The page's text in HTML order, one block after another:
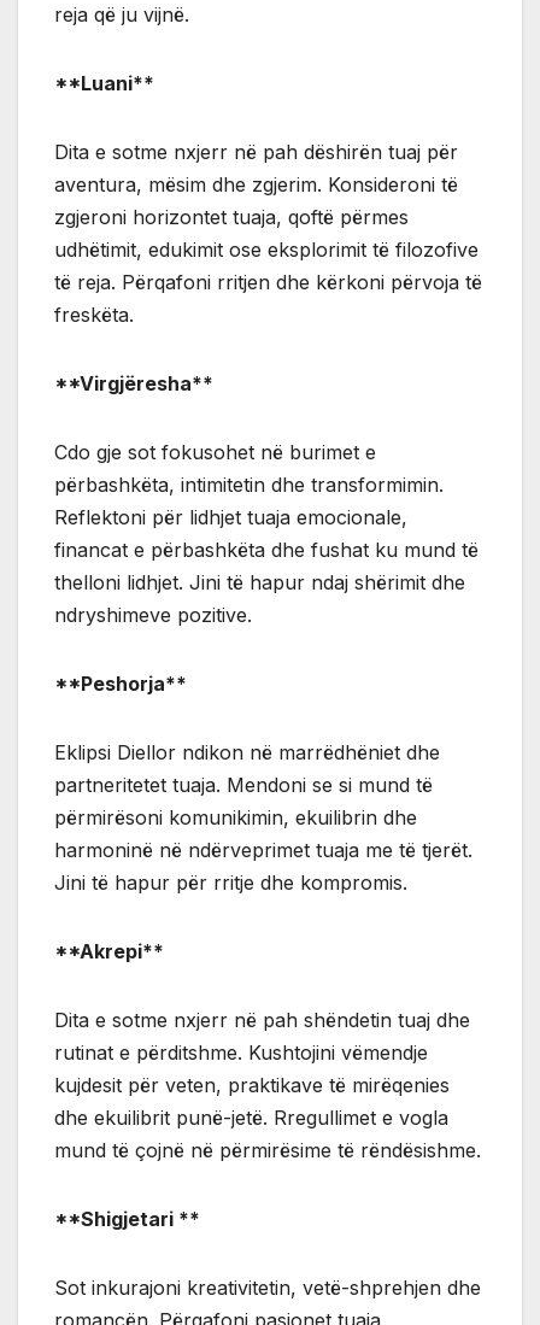
reja që ju vijnë.
**Luani**
Dita e sotme nxjerr në pah dëshirën tuaj për
aventura, mësim dhe zgjerim. Konsideroni të
zgjeroni horizontet tuaja, qoftë përmes
udhëtimit, edukimit ose eksplorimit të filozofive
të reja. Përqafoni rritjen dhe kërkoni përvoja të
freskëta.
**Virgjëresha**
Cdo gje sot fokusohet në burimet e
përbashkëta, intimitetin dhe transformimin.
Reflektoni për lidhjet tuaja emocionale,
financat e përbashkëta dhe fushat ku mund të
thelloni lidhjet. Jini të hapur ndaj shërimit dhe
ndryshimeve pozitive.
**Peshorja**
Eklipsi Diellor ndikon në marrëdhëniet dhe
partneritetet tuaja. Mendoni se si mund të
përmirësoni komunikimin, ekuilibrin dhe
harmoninë në ndërveprimet tuaja me të tjerët.
Jini të hapur për rritje dhe kompromis.
**Akrepi**
Dita e sotme nxjerr në pah shëndetin tuaj dhe
rutinat e përditshme. Kushtojini vëmendje
kujdesit për veten, praktikave të mirëqenies
dhe ekuilibrit punë-jetë. Rregullimet e vogla
mund të çojnë në përmirësime të rëndësishme.
**Shigjetari **
Sot inkurajoni kreativitetin, vetë-shprehjen dhe
romancën. Përqafoni pasionet tuaja,